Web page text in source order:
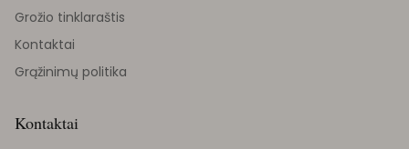
Grožio tinklaraštis
Kontaktai
Grąžinimų politika
Kontaktai